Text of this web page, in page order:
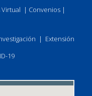
Virtual | Convenios|
| Extensión
19